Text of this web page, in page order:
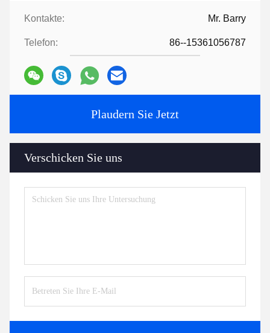
Kontakte: Mr. Barry
Telefon: 86--15361056787
Plaudern Sie Jetzt
Verschicken Sie uns